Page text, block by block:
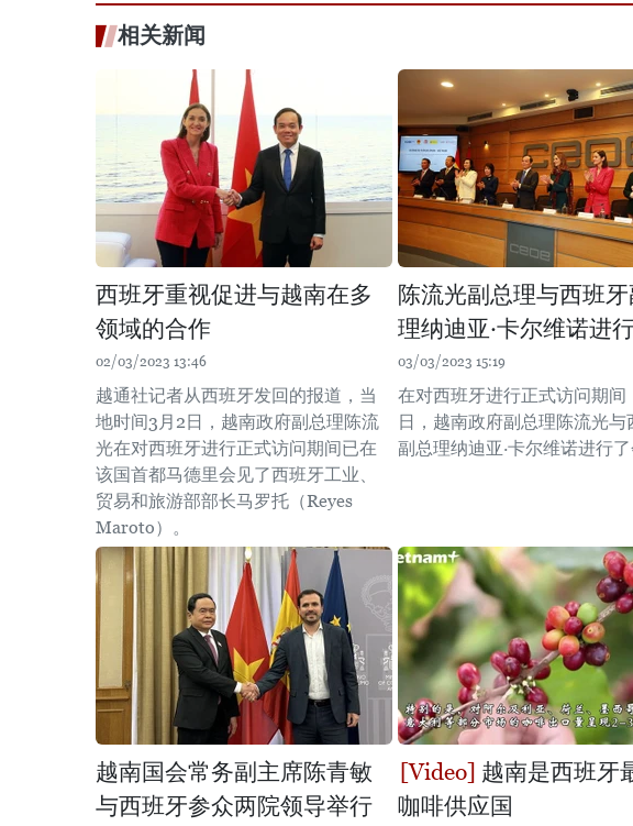
相关新闻
西班牙重视促进与越南在多
领域的合作
02/03/2023 13:46
越通社记者从西班牙发回的报道，当
地时间3月2日，越南政府副总理陈流
光在对西班牙进行正式访问期间已在
该国首都马德里会见了西班牙工业、
贸易和旅游部部长马罗托（Reyes
Maroto）。
陈流光副总理与西班
理纳迪亚·卡尔维诺进
03/03/2023 15:19
在对西班牙进行正式访问期间
日，越南政府副总理陈流光与
副总理纳迪亚·卡尔维诺进行了
越南国会常务副主席陈青敏
与西班牙参众两院领导举行
越南是西班牙
咖啡供应国